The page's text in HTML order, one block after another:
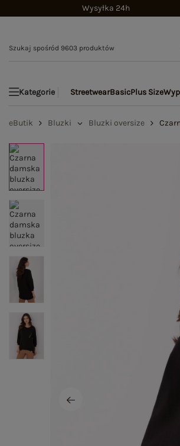
Wysyłka 24h
Kategorie StreetwearBasicPlus Size
eButik Bluzki Bluzki oversize